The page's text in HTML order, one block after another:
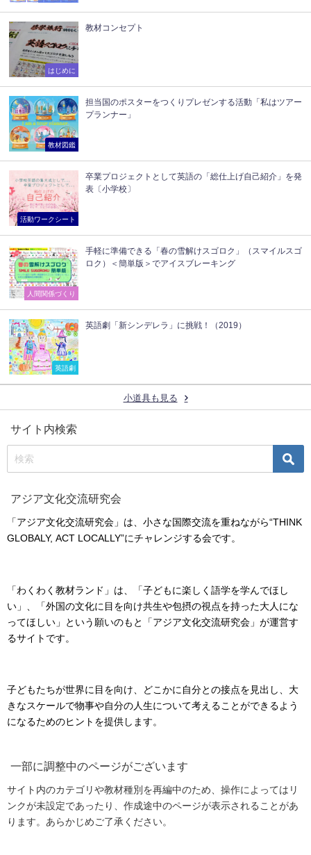
はじめに
教材コンセプト
教材図鑑
担当国のポスターをつくりプレゼンする活動「私はツアー
プランナー」
活動ワークシート
卒業プロジェクトとして英語の「総仕上げ自己紹介」を発
表〔小学校〕
人間関係づくり
手軽に準備できる「春の雪解けスゴロク」（スマイルスゴ
ロク）＜簡単版＞でアイスブレーキング
英語劇
英語劇「新シンデレラ」に挑戦！（2019）
小道具も見る
サイト内検索
アジア文化交流研究会
「アジア文化交流研究会」は、小さな国際交流を重ねながら“THINK
GLOBALY, ACT LOCALLY”にチャレンジする会です。
「わくわく教材ランド」は、「子どもに楽しく語学を学んでほし
い」、「外国の文化に目を向け共生や包摂の視点を持った大人にな
ってほしい」という願いのもと「アジア文化交流研究会」が運営す
るサイトです。
子どもたちが世界に目を向け、どこかに自分との接点を見出し、大
きなスケールで物事や自分の人生について考えることができるよう
になるためのヒントを提供します。
一部に調整中のページがございます
サイト内のカテゴリや教材種別を再編中のため、操作によってはリ
ンクが未設定であったり、作成途中のページが表示されることがあ
ります。あらかじめご了承ください。